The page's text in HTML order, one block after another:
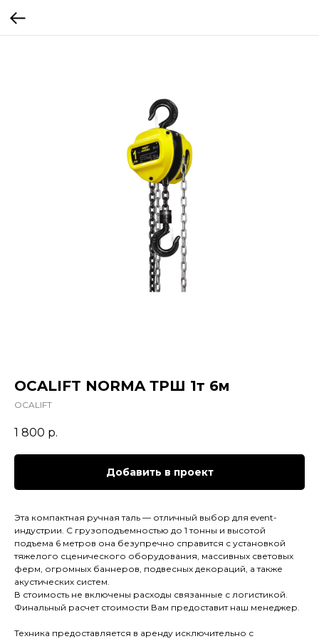
OCALIFT NORMA ТРШ 1т 6м
OCALIFT
1 800 р.
Добавить в проект
Эта компактная ручная таль — отличный выбор для event-
индустрии. С грузоподъемностью до 1 тонны и высотой
подъема 6 метров она безупречно справится с установкой
тяжелого сценического оборудования, массивных световых
ферм, огромных баннеров, подвесных декораций, а также
акустических систем.
В стоимость не включены расходы связанные с логистикой.
Финальный расчет стоимости Вам предоставит наш менеджер.
Техника предоставляется в аренду исключительно с